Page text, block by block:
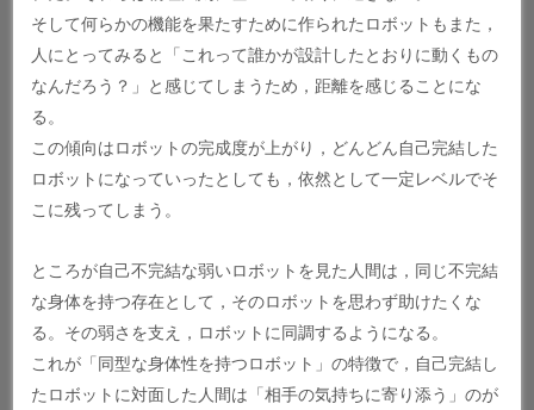
そして何らかの機能を果たすために作られたロボットもまた，
人にとってみると「これって誰かが設計したとおりに動くもの
なんだろう？」と感じてしまうため，距離を感じることにな
る。
この傾向はロボットの完成度が上がり，どんどん自己完結した
ロボットになっていったとしても，依然として一定レベルでそ
こに残ってしまう。
ところが自己不完結な弱いロボットを見た人間は，同じ不完結
な身体を持つ存在として，そのロボットを思わず助けたくな
る。その弱さを支え，ロボットに同調するようになる。
これが「同型な身体性を持つロボット」の特徴で，自己完結し
たロボットに対面した人間は「相手の気持ちに寄り添う」のが